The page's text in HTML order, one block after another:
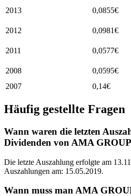
2013 0,0855€
2012 0,0981€
2011 0,0577€
2008 0,0595€
2007
0,14€
Häufig gestellte Fragen
Wann waren die letzten
Dividenden von AMA
Die letzte Auszahlung erfolgte am
Auszahlungen am: 15.05.2019.
Wann muss man AMA